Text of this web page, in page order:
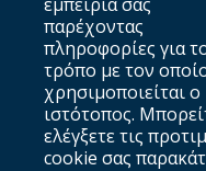
Ακολουθήστε
παρέχοντας
πληροφορίες για
τρόπο με τον
χρησιμοποιείται ο
ιστότοπος.
ελέγξετε τις
cookie σας